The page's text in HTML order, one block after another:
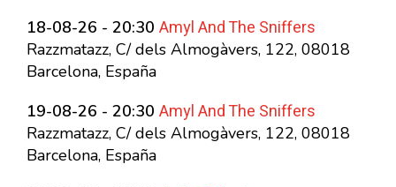
18-08-26 - 20:30 Amyl And The Sniffers
Razzmatazz, C/ dels Almogàvers, 122, 08018
Barcelona, España
19-08-26 - 20:30 Amyl And The Sniffers
Razzmatazz, C/ dels Almogàvers, 122, 08018
Barcelona, España